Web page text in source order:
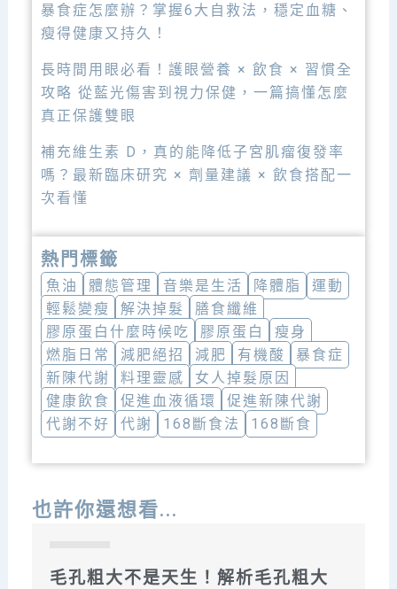
暴食症怎麼辦？掌握6大自救法，穩定血糖、
瘦得健康又持久！
長時間用眼必看！護眼營養 × 飲食 × 習慣全
攻略 從藍光傷害到視力保健，一篇搞懂怎麼
真正保護雙眼
補充維生素 D，真的能降低子宮肌瘤復發率
嗎？最新臨床研究 × 劑量建議 × 飲食搭配一
次看懂
熱門標籤
魚油 體態管理 音樂是生活 降體脂
運動
輕鬆變瘦
解決掉髮
膳食纖維
膠原蛋白什麼時候吃
膠原蛋白
瘦身
燃脂日常
減肥絕招 減肥 有機酸
暴食症
新陳代謝
料理靈感
女人掉髮原因
健康飲食
促進血液循環
促進新陳代謝
代謝不好
代謝 168斷食法 168斷食
也許你還想看...
毛孔粗大不是天生！解析毛孔粗大